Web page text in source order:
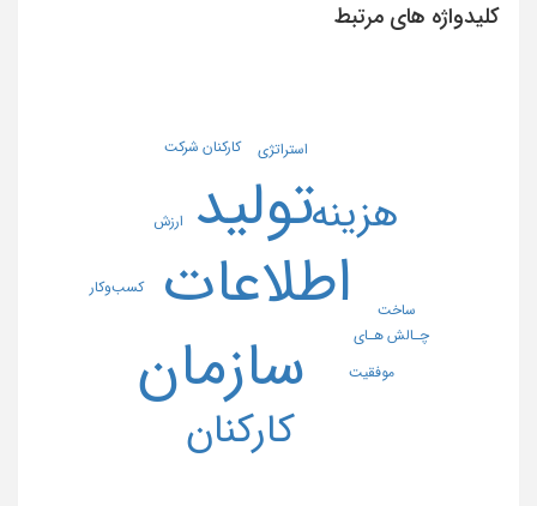
کلیدواژه های مرتبط
اطلاعات
تولید
سازمان
هزینه
کارکنان
ارزش
استراتژی
چـالش هـای
ساخت
موفقیت
کارکنان شرکت
کسب‌وکار